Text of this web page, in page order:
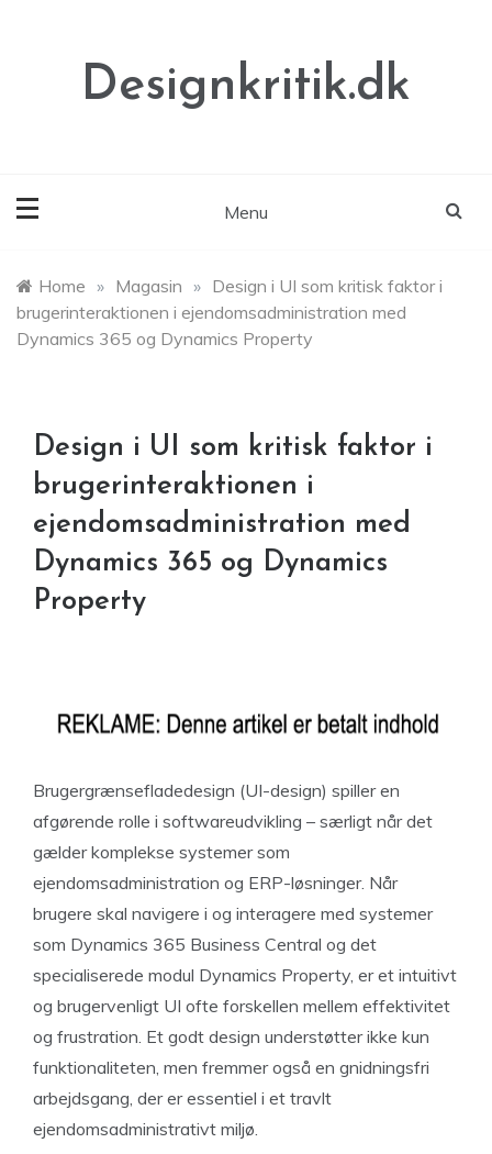
Designkritik.dk
Menu
Home » Magasin » Design i UI som kritisk faktor i
brugerinteraktionen i ejendomsadministration med
Dynamics 365 og Dynamics Property
Design i UI som kritisk faktor i
brugerinteraktionen i
ejendomsadministration med
Dynamics 365 og Dynamics
Property
Brugergrænsefladedesign (UI-design) spiller en
afgørende rolle i softwareudvikling – særligt når det
gælder komplekse systemer som
ejendomsadministration og ERP-løsninger. Når
brugere skal navigere i og interagere med systemer
som Dynamics 365 Business Central og det
specialiserede modul Dynamics Property, er et intuitivt
og brugervenligt UI ofte forskellen mellem effektivitet
og frustration. Et godt design understøtter ikke kun
funktionaliteten, men fremmer også en gnidningsfri
arbejdsgang, der er essentiel i et travlt
ejendomsadministrativt miljø.